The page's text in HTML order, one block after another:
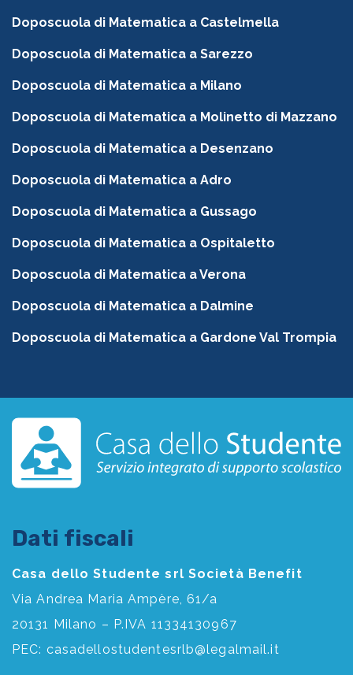
Doposcuola di Matematica a Castelmella
Doposcuola di Matematica a Sarezzo
Doposcuola di Matematica a Milano
Doposcuola di Matematica a Molinetto di Mazzano
Doposcuola di Matematica a Desenzano
Doposcuola di Matematica a Adro
Doposcuola di Matematica a Gussago
Doposcuola di Matematica a Ospitaletto
Doposcuola di Matematica a Verona
Doposcuola di Matematica a Dalmine
Doposcuola di Matematica a Gardone Val Trompia
Dati fiscali
Casa dello Studente srl Società Benefit
Via Andrea Maria Ampère, 61/a
20131 Milano – P.IVA 11334130967
PEC: casadellostudentesrlb@legalmail.it